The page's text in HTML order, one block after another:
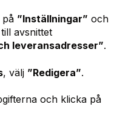
på ”Inställningar” och
avsnittet
leveransadresser”.
, välj ”Redigera”.
och klicka på